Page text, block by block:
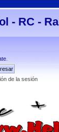
- RC -
de la sesión